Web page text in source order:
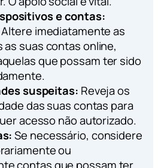
e contas:
Altere imediatamente as
suas contas online,
que possam ter sido
suspeitas: Reveja os
das suas contas para
acesso não autorizado.
Se necessário, considere
ou